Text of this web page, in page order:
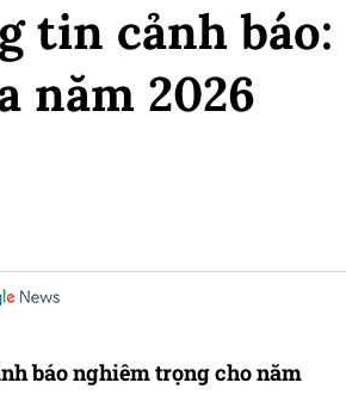
tin cảnh báo:
năm 2026
báo nghiêm trọng cho năm